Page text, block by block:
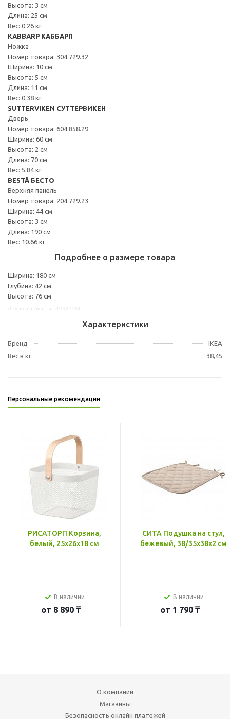
Высота: 3 см
Длина: 25 см
Вес: 0.26 кг
KABBARP КАББАРП
Ножка
Номер товара: 304.729.32
Ширина: 10 см
Высота: 5 см
Длина: 11 см
Вес: 0.38 кг
SUTTERVIKEN СУТТЕРВИКЕН
Дверь
Номер товара: 604.858.29
Ширина: 60 см
Высота: 2 см
Длина: 70 см
Вес: 5.84 кг
BESTÅ БЕСТО
Верхняя панель
Номер товара: 204.729.23
Ширина: 44 см
Высота: 3 см
Длина: 190 см
Вес: 10.66 кг
Подробнее о размере товара
Ширина: 180 см
Глубина: 42 см
Высота: 76 см
Характеристики
Бренд
IKEA
Вес в кг.
38,45
Персональные рекомендации
РИСАТОРП Корзина,
белый, 25x26x18 см
В наличии
от 8 890 ₸
СИТА Подушка на стул,
бежевый, 38/35x38x2 см
В наличии
от 1 790 ₸
О компании
Магазины
Безопасность онлайн платежей